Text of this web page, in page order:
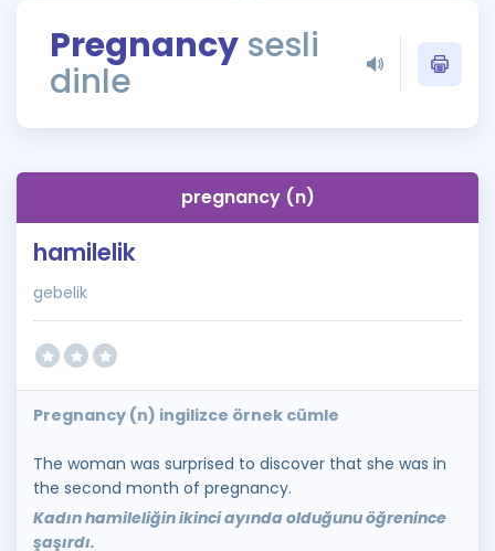
ÖSYM Sınav Takvimi
Kampanyalar
İngilizce Gramer
Pregnancy sesli
dinle
pregnancy (n)
hamilelik
gebelik
Pregnancy (n) ingilizce örnek cümle
The woman was surprised to discover that she was in
the second month of pregnancy.
Kadın hamileliğin ikinci ayında olduğunu öğrenince
şaşırdı.